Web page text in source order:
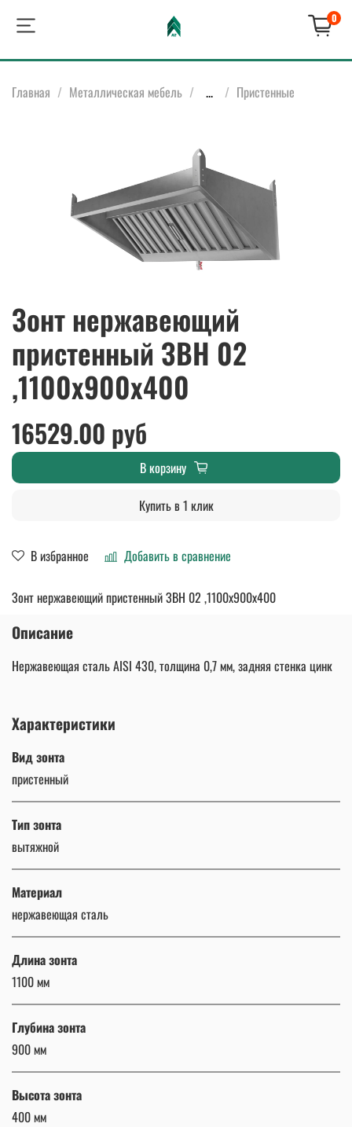
0
Главная Металлическая мебель ... Пристенные
Зонт нержавеющий
пристенный ЗВН 02
,1100х900х400
В избранное Добавить в сравнение
16529.00 руб
В корзину
Купить в 1 клик
Зонт нержавеющий пристенный ЗВН 02 ,1100х900х400
Описание
Нержавеющая сталь AISI 430, толщина 0,7 мм, задняя стенка цинк
Характеристики
Вид зонта
пристенный
Тип зонта
вытяжной
Материал
нержавеющая сталь
Длина зонта
1100 мм
Глубина зонта
900 мм
Высота зонта
400 мм